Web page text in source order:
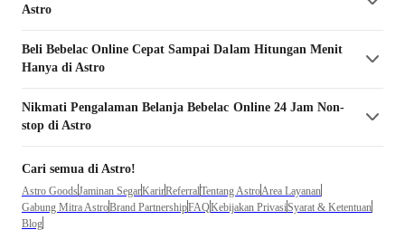
Astro
BeliBebelac Online Cepat Sampai Dalam Hitungan Menit
Hanya di Astro
Nikmati Pengalaman BelanjaBebelac Online 24 Jam Non-
stop di Astro
Cari semua di Astro!
Astro GoodsJaminan SegarKarirReferralTentang AstroArea Layanan
Gabung Mitra AstroBrand PartnershipFAQKebijakan PrivasiSyarat & Ketentuan
Blog